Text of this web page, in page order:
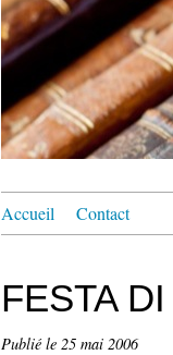
Accueil Contact
FESTA
Publié le 25 mai 2006